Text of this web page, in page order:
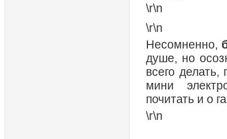
\r\n
\r\n
Несомненно,
душе, но
всего
мини
почитать и о
\r\n